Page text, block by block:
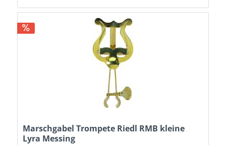
Marschgabel Trompete Riedl RMB kleine
Lyra Messing